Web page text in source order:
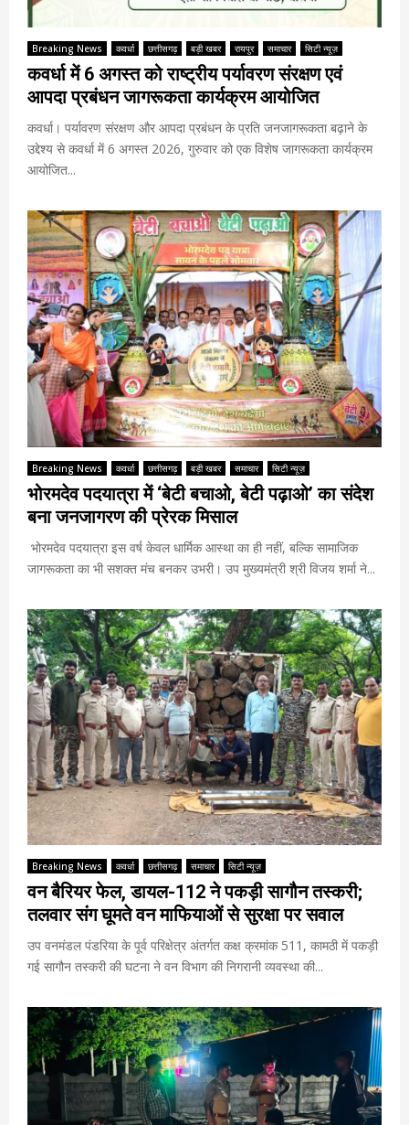
Breaking News कवर्धा छत्तीसगढ़ बड़ी खबर रायपुर समाचार सिटी न्यूज़
कवर्धा में 6 अगस्त को राष्ट्रीय पर्यावरण संरक्षण एवं
आपदा प्रबंधन जागरूकता कार्यक्रम आयोजित
कवर्धा। पर्यावरण संरक्षण और आपदा प्रबंधन के प्रति जनजागरूकता बढ़ाने के
उद्देश्य से कवर्धा में 6 अगस्त 2026, गुरुवार को एक विशेष जागरूकता कार्यक्रम
आयोजित...
Breaking News कवर्धा छत्तीसगढ़ बड़ी खबर समाचार सिटी न्यूज़
भोरमदेव पदयात्रा में ‘बेटी बचाओ, बेटी पढ़ाओ’ का संदेश
बना जनजागरण की प्रेरक मिसाल
भोरमदेव पदयात्रा इस वर्ष केवल धार्मिक आस्था का ही नहीं, बल्कि सामाजिक
जागरूकता का भी सशक्त मंच बनकर उभरी। उप मुख्यमंत्री श्री विजय शर्मा ने...
Breaking News कवर्धा छत्तीसगढ़ समाचार सिटी न्यूज़
वन बैरियर फेल, डायल-112 ने पकड़ी सागौन तस्करी;
तलवार संग घूमते वन माफियाओं से सुरक्षा पर सवाल
उप वनमंडल पंडरिया के पूर्व परिक्षेत्र अंतर्गत कक्ष क्रमांक 511, कामठी में पकड़ी
गई सागौन तस्करी की घटना ने वन विभाग की निगरानी व्यवस्था की...